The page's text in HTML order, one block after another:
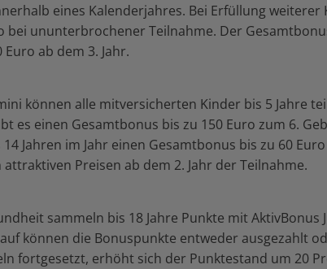
eines Kalenderjahres. Bei Erfüllung weiterer
bei ununterbrochener Teilnahme. Der
ab dem 3. Jahr.
können alle mitversicherten Kinder bis 5 Jahre
es einen Gesamtbonus bis zu 150 Euro zum 6.
Jahren im Jahr einen Gesamtbonus bis zu 60
Preisen ab dem 2. Jahr der Teilnahme.
sammeln bis 18 Jahre Punkte mit AktivBonus
können die Bonuspunkte entweder ausgezahlt
fortgesetzt, erhöht sich der Punktestand um 20